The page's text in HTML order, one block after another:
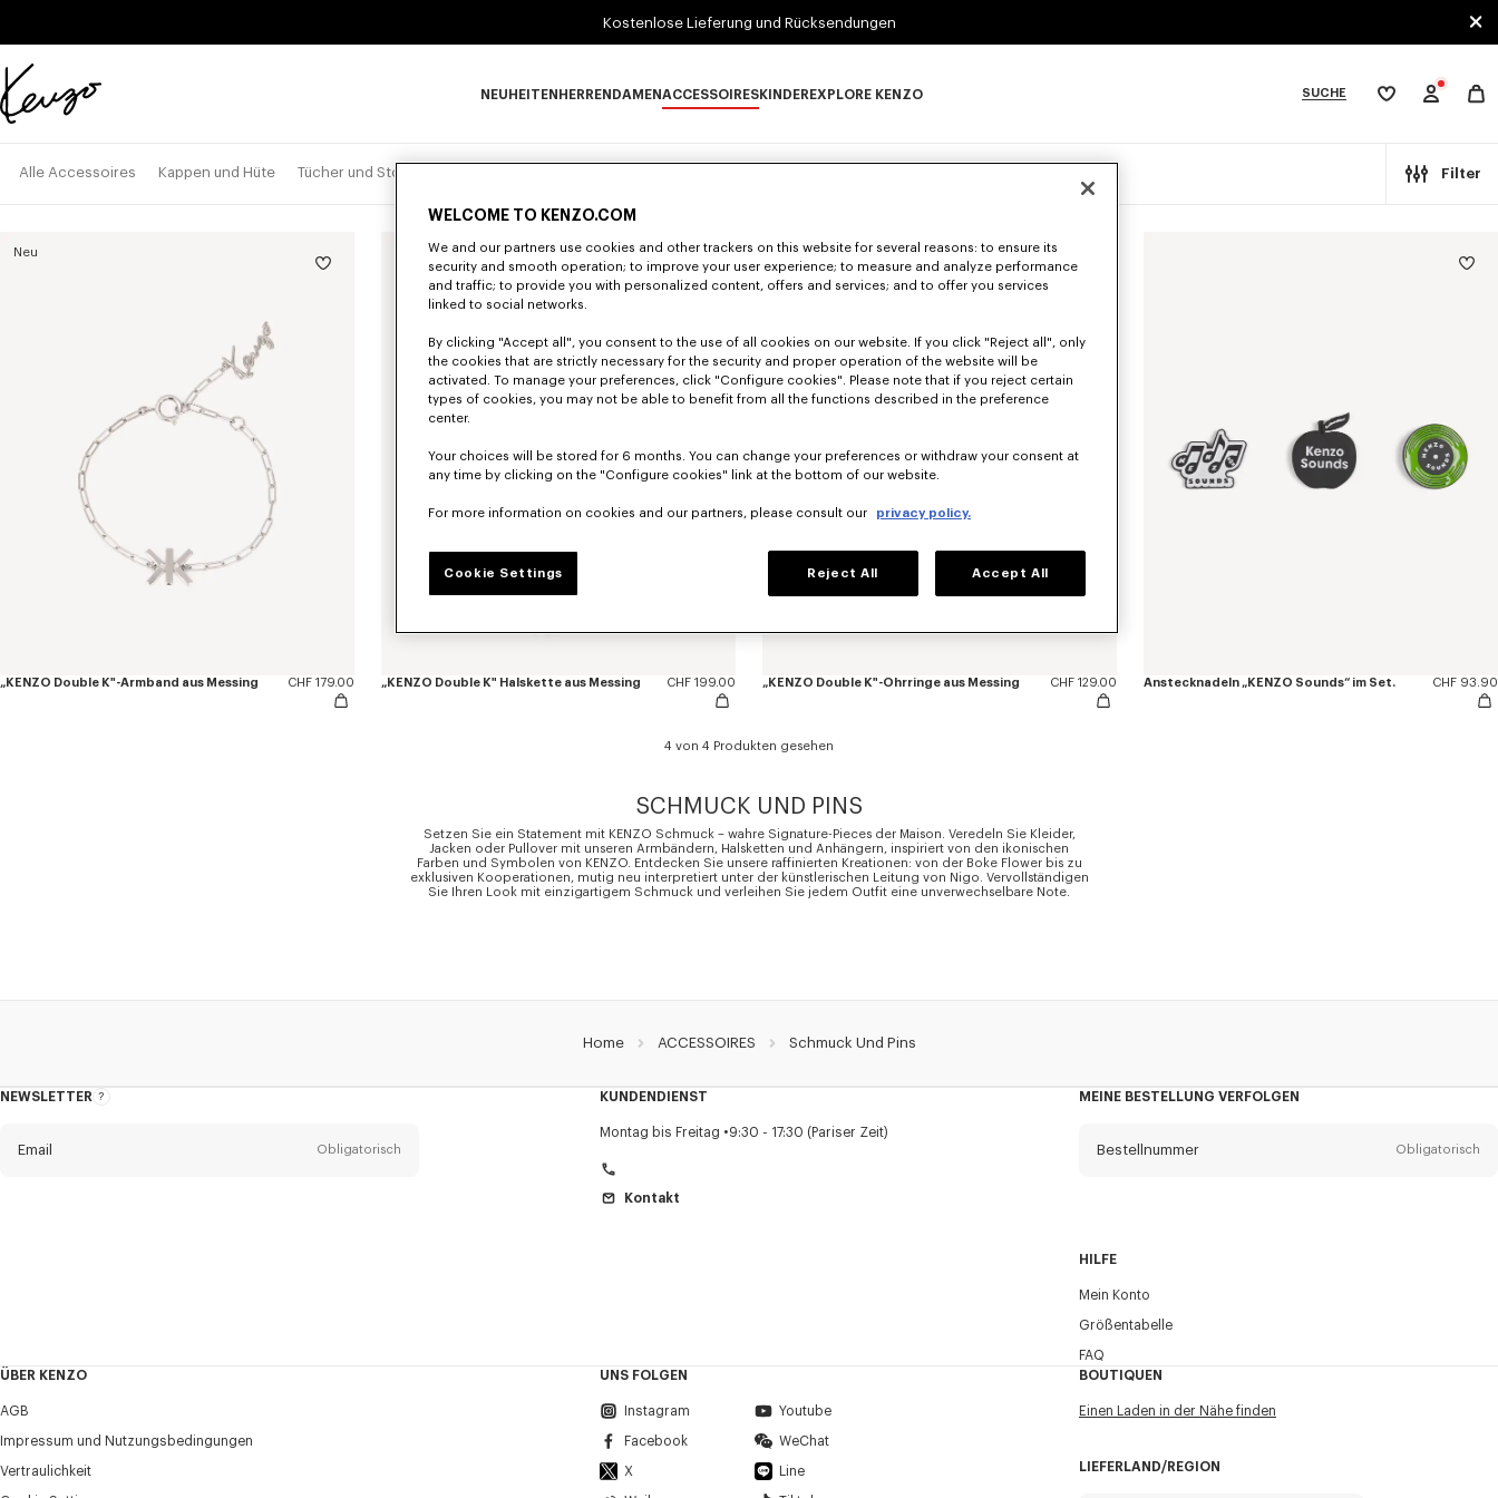
Kostenlose Lieferung und Rücksendungen
Offizielle
NEUHEITEN HERREN DAMENACCESSOIRESKINDER EXPLORE KENZO SUCHE
Meine
Alle Accessoires Kappen und Hüte Tücher und Stolen Filter
Neu
„KENZO Double K"-Armband aus Messing CHF 179.00 „KENZO Double K" Halskette aus Messing CHF 199.00
Neu
„KENZO Double K"-Ohrringe aus Messing CHF 129.00 Anstecknadeln „KENZO Sounds“ im Set. CHF 93.90
4 von 4 Produkten gesehen
SCHMUCK UND PINS
Setzen Sie ein Statement mit KENZO Schmuck – wahre Signature-Pieces der Maison. Veredeln Sie Kleider,
Jacken oder Pullover mit unseren Armbändern, Halsketten und Anhängern, inspiriert von den ikonischen
Farben und Symbolen von KENZO. Entdecken Sie unsere raffinierten Kreationen: von der Boke Flower bis zu
exklusiven Kooperationen, mutig neu interpretiert unter der künstlerischen Leitung von Nigo. Vervollständigen
Sie Ihren Look mit einzigartigem Schmuck und verleihen Sie jedem Outfit eine unverwechselbare Note.
Home ACCESSOIRES Schmuck Und Pins
NEWSLETTER
Über
Email Obligatorisch
Nachname*
KUNDENDIENST
Montag bis Freitag 9:30 - 17:30 (Pariser Zeit)
Kontakt
MEINE BESTELLUNG VERFOLGEN
Bestellnummer Obligatorisch
HILFE
Mein Konto
Größentabelle
FAQ
ÜBER KENZO
AGB
Impressum und Nutzungsbedingungen
Vertraulichkeit
UNS FOLGEN
Instagram Youtube
Facebook WeChat
X Line
BOUTIQUEN
Einen Laden in der Nähe finden
LIEFERLAND/REGION
WELCOME TO KENZO.COM
We and our partners use cookies and other trackers on this website for several reasons: to ensure its
security and smooth operation; to improve your user experience; to measure and analyze performance
and traffic; to provide you with personalized content, offers and services; and to offer you services
linked to social networks.
By clicking "Accept all", you consent to the use of all cookies on our website. If you click "Reject all", only
the cookies that are strictly necessary for the security and proper operation of the website will be
activated. To manage your preferences, click "Configure cookies". Please note that if you reject certain
types of cookies, you may not be able to benefit from all the functions described in the preference
center.
Your choices will be stored for 6 months. You can change your preferences or withdraw your consent at
any time by clicking on the "Configure cookies" link at the bottom of our website.
For more information on cookies and our partners, please consult our privacy policy.
Cookie Settings Reject All Accept All